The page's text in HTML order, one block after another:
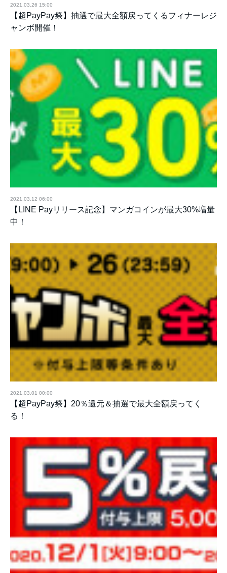
2021.03.26 15:00
【超PayPay祭】抽選で最大全額戻ってくるフィナーレジ
ャンボ開催！
2021.03.12 06:00
【LINE Payリリース記念】マンガコインが最大30%増量
中！
2021.03.01 00:00
【超PayPay祭】20％還元＆抽選で最大全額戻ってく
る！